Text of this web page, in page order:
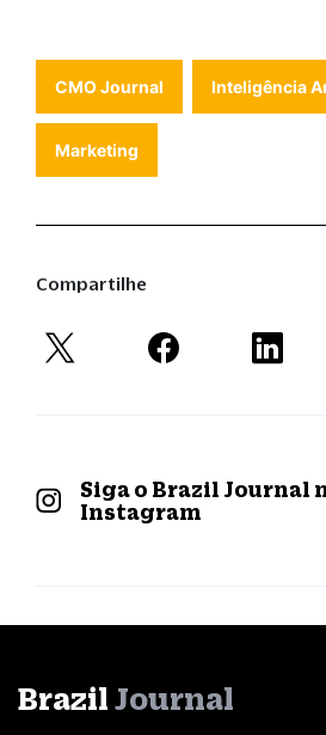
CMO Journal Inteligência
Marketing
Compartilhe
Siga o Brazil Journal
Instagram
Brazil Journal